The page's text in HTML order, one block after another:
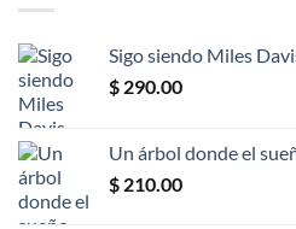
Sigo siendo Miles
$ 290.00
Un árbol donde el
$ 210.00